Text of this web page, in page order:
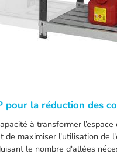
pour la réduction des
à transformer
de maximiser l'utilisation
le nombre d'allées